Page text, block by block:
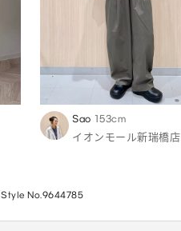
Sao 153cm
イオンモール新瑞橋店
Style No.9644785